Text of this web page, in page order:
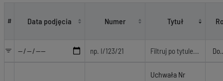
# Data podjęcia Numer Tytuł
Uchwała Nr